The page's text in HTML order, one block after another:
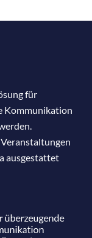
für
Kommunikation
ausgestattet